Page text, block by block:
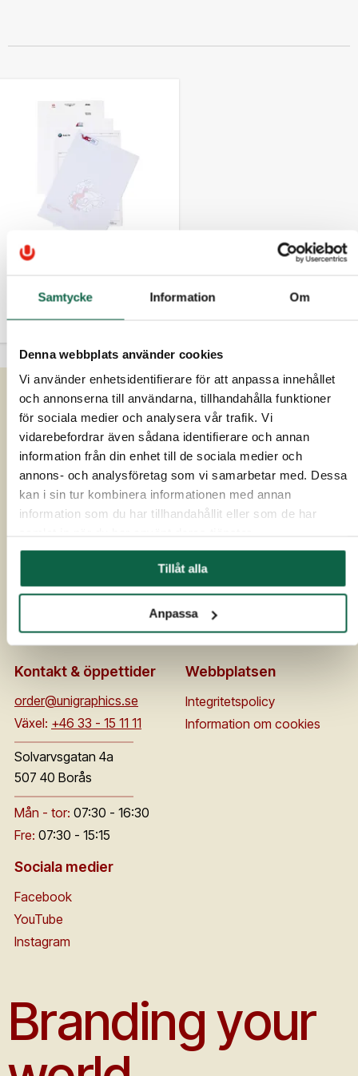
Samtycke Information Om
Denna webbplats använder cookies
Vi använder enhetsidentifierare för att anpassa innehållet
och annonserna till användarna, tillhandahålla funktioner
för sociala medier och analysera vår trafik. Vi
vidarebefordrar även sådana identifierare och annan
information från din enhet till de sociala medier och
annons- och analysföretag som vi samarbetar med. Dessa
kan i sin tur kombinera informationen med annan
information som du har tillhandahållit eller som de har
Tillåt alla
Anpassa
gr/m2, 1-4 färgstryck
Om Unigraphics
Om oss
Historia
Medarbetare
Samarbetspartners
Kvalitet och miljö
Nya unigraphics.se
Kundservice
Kontakta oss
FAQ
Om UniScore
Allmänna leveransvillkor
Broschyrer och prislistor
Säkerhetsdatablad
Flaggskolan
Kontakt & öppettider
order@unigraphics.se
Växel: +46 33 - 15 11 11
Solvarvsgatan 4a
507 40 Borås
Mån - tor: 07:30 - 16:30
Fre: 07:30 - 15:15
Webbplatsen
Integritetspolicy
Information om cookies
Sociala medier
Facebook
YouTube
Instagram
Branding your